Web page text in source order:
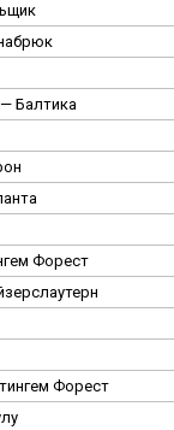
Балтика
Форест
Форест